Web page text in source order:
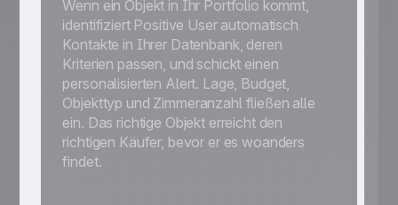
Wenn ein Objekt in Ihr Portfolio kommt,
identifiziert Positive User automatisch
Kontakte in Ihrer Datenbank, deren
Kriterien passen, und schickt einen
personalisierten Alert. Lage, Budget,
Objekttyp und Zimmeranzahl fließen alle
ein. Das richtige Objekt erreicht den
richtigen Käufer, bevor er es woanders
findet.